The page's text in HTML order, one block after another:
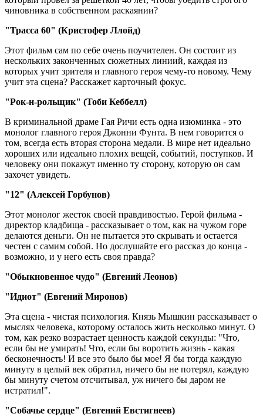
чиновника в собственном раскаянии?
"Трасса 60" (Кристофер Ллойд)
Этот фильм сам по себе очень поучителен. Он состоит из
нескольких законченных сюжетных линиий, каждая из
которых учит зрителя и главного героя чему-то новому. Чему
учит эта сцена? Расскажет карточный фокус.
"Рок-н-рольщик" (Тоби Кеббелл)
В криминальной драме Гая Ричи есть одна изюминка - это
монолог главного героя Джонни Фунта. В нем говорится о
том, всегда есть вторая сторона медали. В мире нет идеально
хороших или идеально плохих вещей, событий, поступков. И
человеку они покажут именно ту сторону, которую он сам
захочет увидеть.
"12" (Алексей Горбунов)
Этот монолог жесток своей правдивостью. Герой фильма -
директор кладбища - рассказывает о том, как на чужом горе
делаются деньги. Он не пытается это скрывать и остается
честен с самим собой. Но дослушайте его рассказ до конца -
возможно, и у него есть своя правда?
"Обыкновенное чудо" (Евгений Леонов)
"Идиот" (Евгений Миронов)
Эта сцена - чистая психология. Князь Мышкин рассказывает о
мыслях человека, которому осталось жить несколько минут. О
том, как резко возрастает ценность каждой секунды: "Что,
если бы не умирать! Что, если бы воротить жизнь - какая
бесконечность! И все это было бы мое! Я бы тогда каждую
минуту в целый век обратил, ничего бы не потерял, каждую
бы минуту счетом отсчитывал, уж ничего бы даром не
истратил!".
"Собачье сердце" (Евгений Евстигнеев)